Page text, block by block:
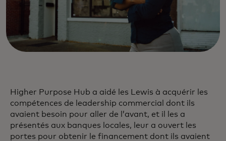
Higher Purpose Hub a aidé les Lewis à acquérir les
compétences de leadership commercial dont ils
avaient besoin pour aller de l’avant, et il les a
présentés aux banques locales, leur a ouvert les
portes pour obtenir le financement dont ils avaient